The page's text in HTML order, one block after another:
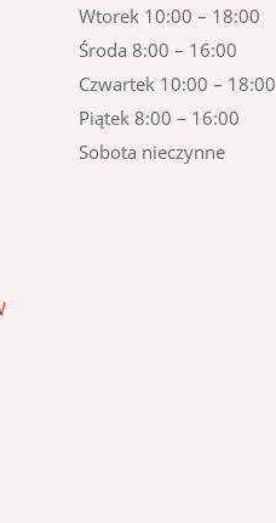
Wtorek 10:00 – 18:00
Środa 8:00 – 16:00
Czwartek 10:00 – 18:00
Piątek 8:00 – 16:00
Sobota nieczynne